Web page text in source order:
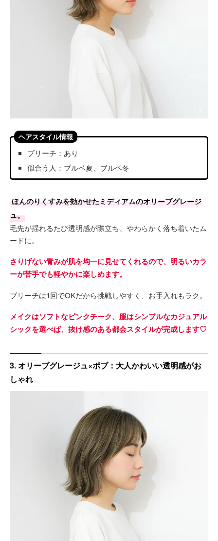
ヘアスタイル情報
ブリーチ：あり
似合う人：ブルベ夏、ブルベ冬
ほんのりくすみを効かせたミディアムのオリーブグレージ
ュ。
毛先が揺れるたび透明感が際立ち、やわらかく落ち着いたム
ードに。
さりげない青みが肌を均一に見せてくれるので、明るいカラ
ーが苦手でも軽やかに楽しめます。
ブリーチは1回でOKだから挑戦しやすく、お手入れもラク。
メイクはソフトなピンクチーク、服はシンプルなカジュアル
シックを選べば、抜け感のある都会スタイルが完成します♡
3. オリーブグレージュ×ボブ：大人かわいい透明感がお
しゃれ